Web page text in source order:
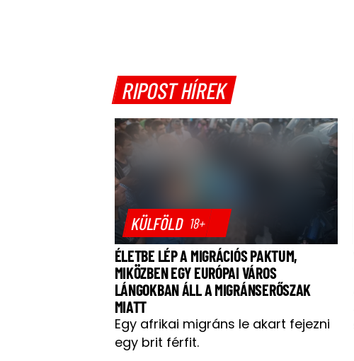
RIPOST HÍREK
KÜLFÖLD 18+
ÉLETBE LÉP A MIGRÁCIÓS PAKTUM,
MIKÖZBEN EGY EURÓPAI VÁROS
LÁNGOKBAN ÁLL A MIGRÁNSERŐSZAK
MIATT
Egy afrikai migráns le akart fejezni
egy brit férfit.